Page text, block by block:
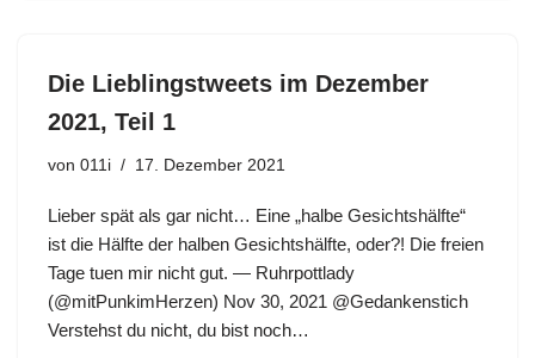
Die Lieblingstweets im Dezember
2021, Teil 1
von 011i 17. Dezember 2021
Lieber spät als gar nicht… Eine „halbe Gesichtshälfte“
ist die Hälfte der halben Gesichtshälfte, oder?! Die freien
Tage tuen mir nicht gut. — Ruhrpottlady
(@mitPunkimHerzen) Nov 30, 2021 @Gedankenstich
Verstehst du nicht, du bist noch…